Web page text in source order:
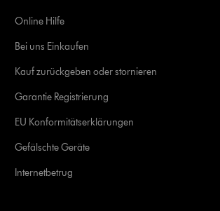
Online Hilfe
Bei uns Einkaufen
Kauf zurückgeben oder stornieren
Garantie Registrierung
EU Konformitätserklärungen
Gefälschte Geräte
Internetbetrug